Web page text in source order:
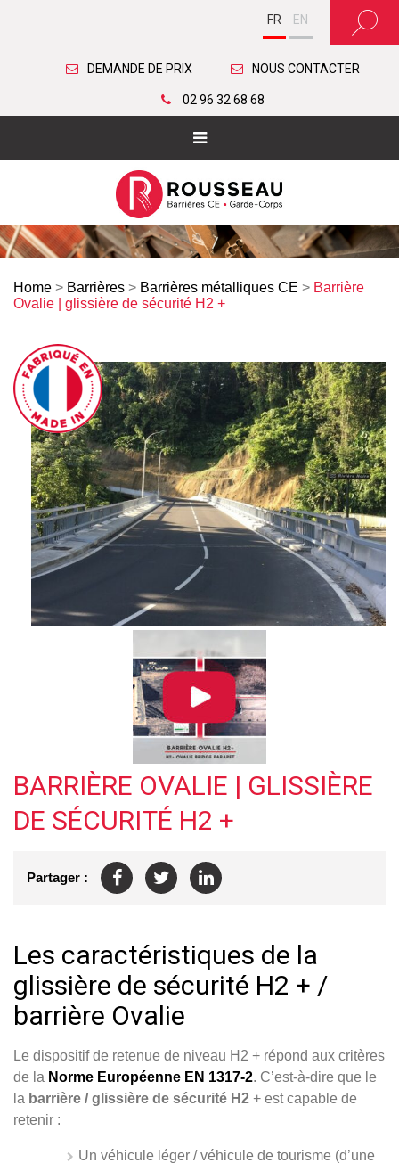
FR EN
DEMANDE DE PRIX NOUS CONTACTER
02 96 32 68 68
Home > Barrières > Barrières métalliques CE > Barrière
Ovalie | glissière de sécurité H2 +
BARRIÈRE OVALIE | GLISSIÈRE
DE SÉCURITÉ H2 +
Partager :
Les caractéristiques de la
glissière de sécurité H2 + /
barrière Ovalie
Le dispositif de retenue de niveau H2 + répond aux critères
de la Norme Européenne EN 1317-2. C’est-à-dire que le
la barrière / glissière de sécurité H2 + est capable de
retenir :
Un véhicule léger / véhicule de tourisme (d’une